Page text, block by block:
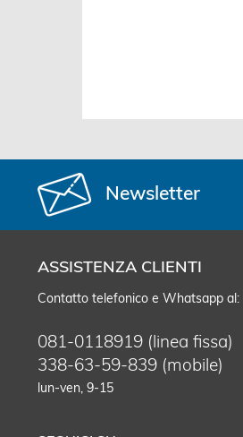
Newsletter
ASSISTENZA CLIENTI
Contatto telefonico e Whatsapp al:
081-0118919 (linea fissa)
338-63-59-839 (mobile)
lun-ven, 9-15